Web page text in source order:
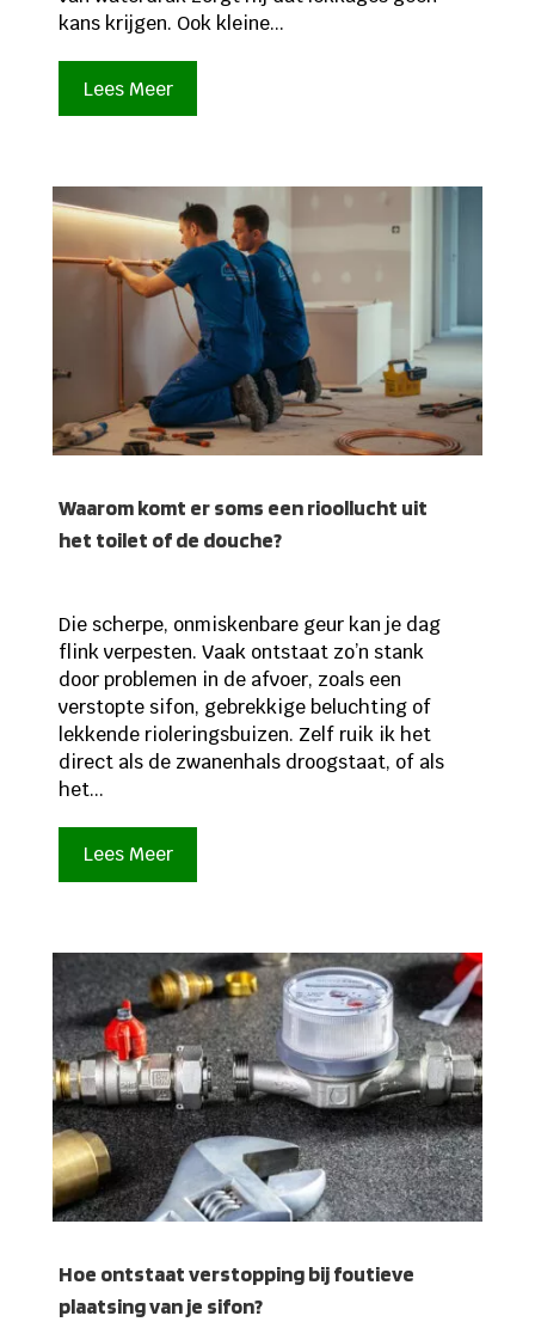
kans krijgen. Ook kleine...
Lees Meer
Waarom komt er soms een rioollucht uit
het toilet of de douche?
Die scherpe, onmiskenbare geur kan je dag
flink verpesten. Vaak ontstaat zo’n stank
door problemen in de afvoer, zoals een
verstopte sifon, gebrekkige beluchting of
lekkende rioleringsbuizen. Zelf ruik ik het
direct als de zwanenhals droogstaat, of als
het...
Lees Meer
Hoe ontstaat verstopping bij foutieve
plaatsing van je sifon?